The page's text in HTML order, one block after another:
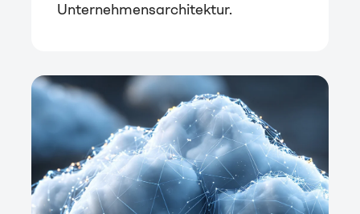
Unternehmensarchitektur.